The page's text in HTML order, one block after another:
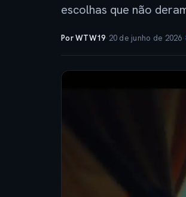
escolhas que não
Por WTW19· 20 de junho de 2026·